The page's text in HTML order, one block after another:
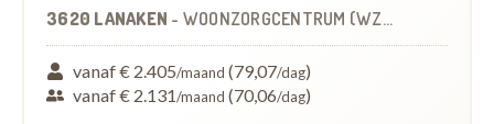
3620 LANAKEN - WOONZORGCENTRUM (WZC)
vanaf € 2.405/maand (79,07/dag)
vanaf € 2.131/maand (70,06/dag)